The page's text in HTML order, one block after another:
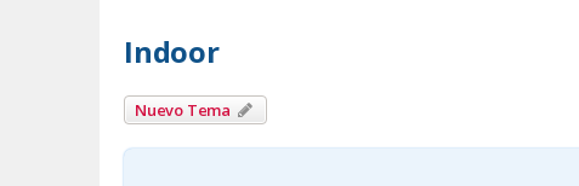
Indoor
Nuevo Tema